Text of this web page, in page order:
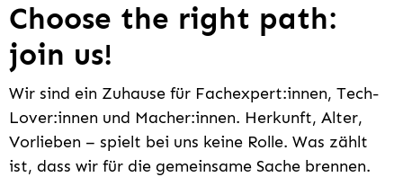
Choose the right path:
join us!
Wir sind ein Zuhause für Fachexpert:innen, Tech-
Lover:innen und Macher:innen. Herkunft, Alter,
Vorlieben – spielt bei uns keine Rolle. Was zählt
ist, dass wir für die gemeinsame Sache brennen.